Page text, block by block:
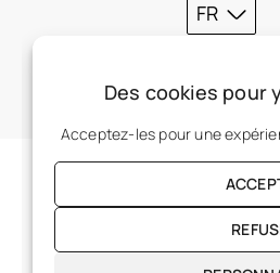
FR
Des cookies pour
Acceptez-les pour une